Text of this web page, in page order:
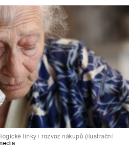
linky i rozvoz nákupů (ilustrační